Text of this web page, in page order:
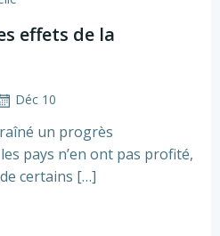
effets de la
Déc 10
un progrès
pays n’en ont pas profité,
de certains […]